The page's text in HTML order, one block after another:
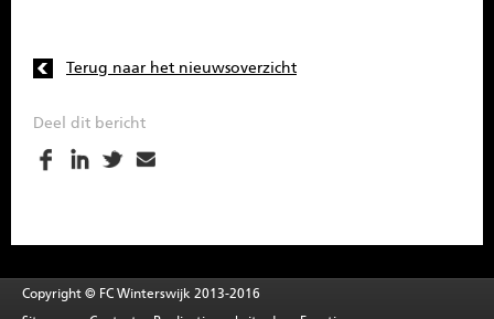
Terug naar het nieuwsoverzicht
Deel dit bericht
Copyright © FC Winterswijk 2013-2016